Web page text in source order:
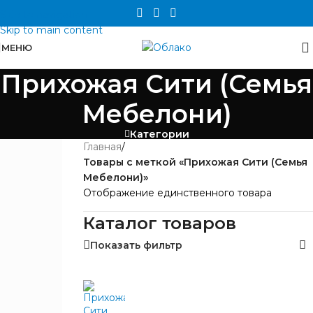
Skip to main content
МЕНЮ
Прихожая Сити (Семья
Мебелони)
Категории
1
Главная/
Товары с меткой «Прихожая Сити (Семья
Мебелони)»
Отображение единственного товара
Каталог товаров
Показать фильтр